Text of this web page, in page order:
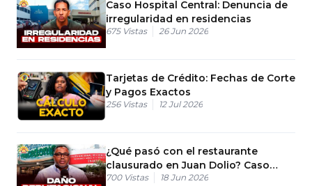
Caso Hospital Central: Denuncia de
irregularidad en residencias
675 Vistas 26 Jun 2026
Tarjetas de Crédito: Fechas de Corte
y Pagos Exactos
256 Vistas 12 Jul 2026
¿Qué pasó con el restaurante
clausurado en Juan Dolio? Caso
monóxido de carbono
700 Vistas 18 Jun 2026